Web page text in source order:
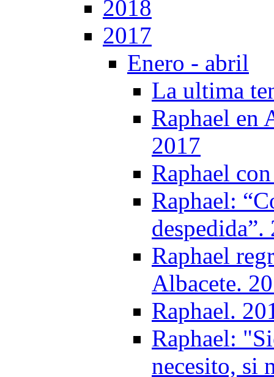
2018
2017
Enero - abril
La ultima
Raphael en
2017
Raphael
Raphael:
despedida”.
Raphael
Albacete.
Raphael.
Raphael:
necesito, si